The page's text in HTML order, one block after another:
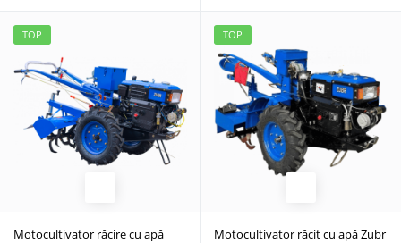
TOP
Motocultivator răcire cu apă
TOP
Motocultivator răcit cu apă Zubr